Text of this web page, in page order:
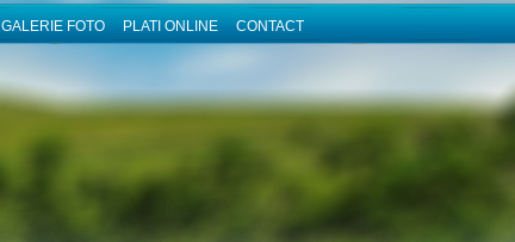
GALERIE FOTO PLATI ONLINE CONTACT